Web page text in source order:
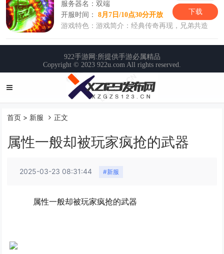
首页 > 新服 正文
属性一般却被玩家疯抢的武器
2025-03-23 08:31:44 #新服
属性一般却被玩家疯抢的武器